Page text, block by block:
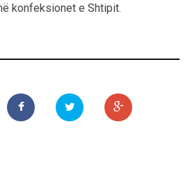
konfeksionet e Shtipit.